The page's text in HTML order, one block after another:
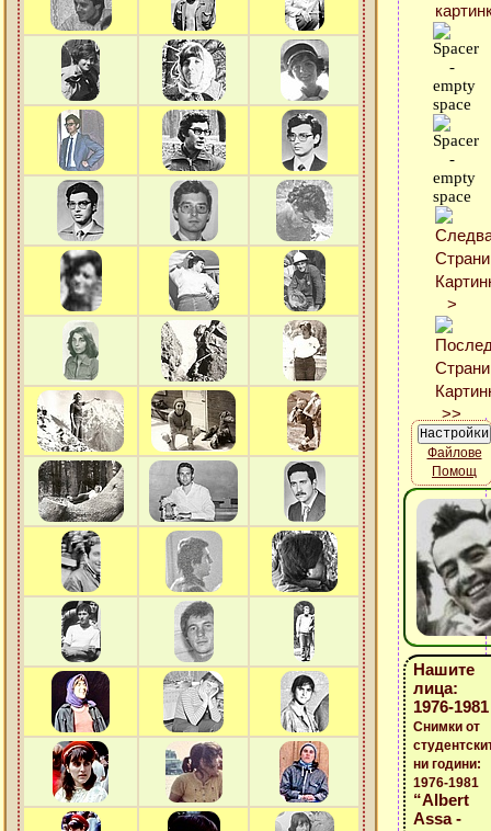
Файлове
Помощ
Нашите
лица:
1976-1981
Снимки от
ни години:
1976-1981
“Albert
Assa -